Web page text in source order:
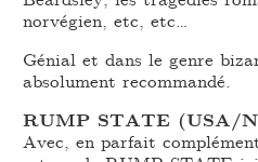
norvégien, etc, etc…
Génial et dans le genre
absolument recommandé.
RUMP STATE (USA/
Avec, en parfait